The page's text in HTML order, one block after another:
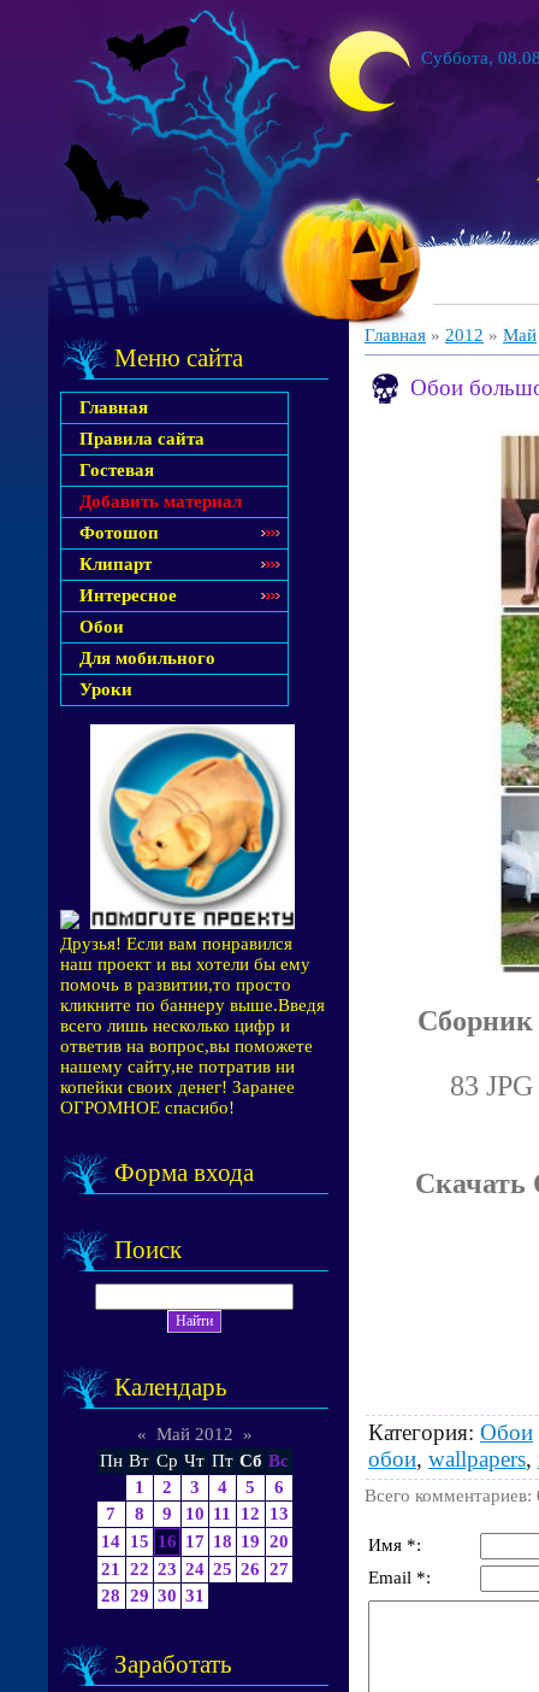
Суббота,
Меню сайта
Главная
Правила сайта
Гостевая
Добавить материал
Фотошоп
Клипарт
Интересное
Обои
Для мобильного
Уроки
Друзья! Если вам понравился
наш проект и вы хотели бы ему
помочь в развитии,то просто
кликните по баннеру выше.Введя
всего лишь несколько цифр и
ответив на вопрос,вы поможете
нашему сайту,не потратив ни
копейки своих денег! Заранее
ОГРОМНОЕ спасибо!
Форма входа
Поиск
Календарь
« Май 2012
»
Пн Вт Ср Чт Пт Сб Вс
1
2 3 4 5
6
7
8 9 10 11 12
13
14 15 16 17 18 19 20
21
22 23 24 25 26 27
28 29 30 31
Заработать
Главная » 2012 » Май
Обои
Сборник
83
Скачать
Категория: Обои
обои, wallpapers,
Всего комментариев:
Имя *:
Email *: